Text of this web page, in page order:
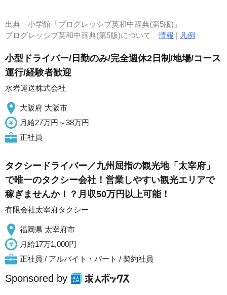
出典 小学館「プログレッシブ英和中辞典(第5版)」
プログレッシブ英和中辞典(第5版)について情報 | 凡例
小型ドライバー/日勤のみ/完全週休2日制/地場/コース
運行/経験者歓迎
水岩運送株式会社
大阪府 大阪市
月給27万円～38万円
正社員
タクシードライバー／九州屈指の観光地「太宰府」
で唯一のタクシー会社！営業しやすい観光エリアで
稼ぎませんか！？月収50万円以上可能！
有限会社太宰府タクシー
福岡県 太宰府市
月給17万1,000円
正社員 / アルバイト・パート / 契約社員
Sponsored by